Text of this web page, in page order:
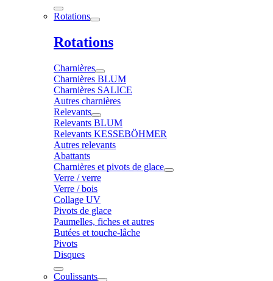
Rotations
Rotations
Charnières
Charnières BLUM
Charnières SALICE
Autres charnières
Relevants
Relevants BLUM
Relevants KESSEBÖHMER
Autres relevants
Abattants
Charnières et pivots de glace
Verre / verre
Verre / bois
Collage UV
Pivots de glace
Paumelles, fiches et autres
Butées et touche-lâche
Pivots
Disques
Coulissants